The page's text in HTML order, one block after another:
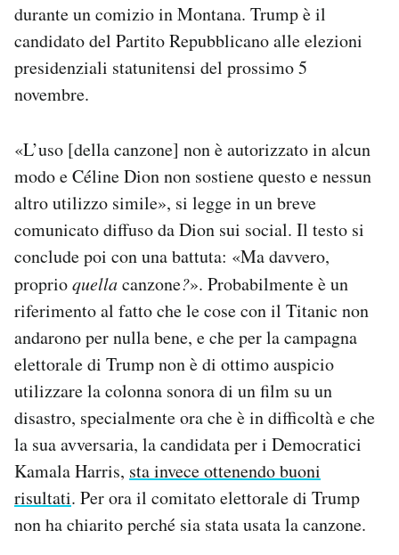
AREA PERSONALE
Area Personale
Notifiche mobile
Regala il Post
Hai bisogno di aiuto?
durante un comizio in Montana. Trump è il
candidato del Partito Repubblicano alle elezioni
presidenziali statunitensi del prossimo 5
novembre.
«L’uso [della canzone] non è autorizzato in alcun
modo e Céline Dion non sostiene questo e nessun
altro utilizzo simile», si legge in un breve
comunicato diffuso da Dion sui social. Il testo si
conclude poi con una battuta: «Ma davvero,
proprioquellacanzone?». Probabilmente è un
riferimento al fatto che le cose con il Titanic non
andarono per nulla bene, e che per la campagna
elettorale di Trump non è di ottimo auspicio
utilizzare la colonna sonora di un film su un
disastro, specialmente ora che è in difficoltà e che
la sua avversaria, la candidata per i Democratici
Kamala Harris, sta invece ottenendo buoni
risultati. Per ora il comitato elettorale di Trump
non ha chiarito perché sia stata usata la canzone.